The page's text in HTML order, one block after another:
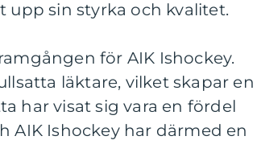
sin styrka och kvalitet.
för AIK Ishockey.
läktare, vilket skapar en
har visat sig vara en fördel
AIK Ishockey har därmed en